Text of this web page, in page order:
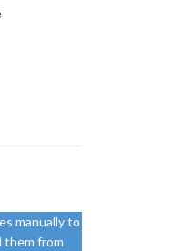
manually to
them from